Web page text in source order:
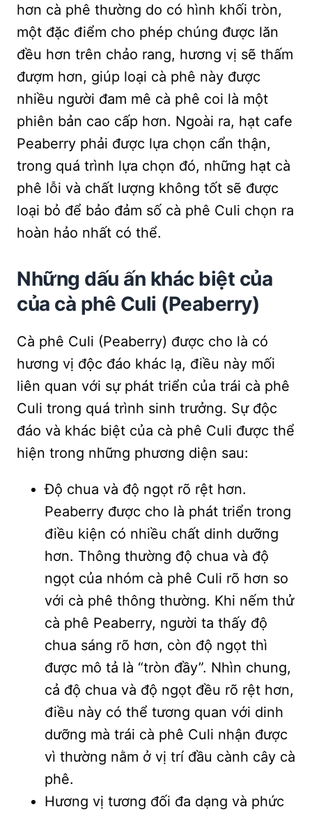
hơn cà phê thường do có hình khối tròn,
một đặc điểm cho phép chúng được lăn
đều hơn trên chảo rang, hương vị sẽ thấm
đượm hơn, giúp loại cà phê này được
nhiều người đam mê cà phê coi là một
phiên bản cao cấp hơn. Ngoài ra, hạt cafe
Peaberry phải được lựa chọn cẩn thận,
trong quá trình lựa chọn đó, những hạt cà
phê lỗi và chất lượng không tốt sẽ được
loại bỏ để bảo đảm số cà phê Culi chọn ra
hoàn hảo nhất có thể.
Những dấu ấn khác biệt của
của cà phê Culi (Peaberry)
Cà phê Culi (Peaberry) được cho là có
hương vị độc đáo khác lạ, điều này mối
liên quan với sự phát triển của trái cà phê
Culi trong quá trình sinh trưởng. Sự độc
đáo và khác biệt của cà phê Culi được thể
hiện trong những phương diện sau:
Độ chua và độ ngọt rõ rệt hơn.
Peaberry được cho là phát triển trong
điều kiện có nhiều chất dinh dưỡng
hơn. Thông thường độ chua và độ
ngọt của nhóm cà phê Culi rõ hơn so
với cà phê thông thường. Khi nếm thử
cà phê Peaberry, người ta thấy độ
chua sáng rõ hơn, còn độ ngọt thì
được mô tả là “tròn đầy”. Nhìn chung,
cả độ chua và độ ngọt đều rõ rệt hơn,
điều này có thể tương quan với dinh
dưỡng mà trái cà phê Culi nhận được
vì thường nằm ở vị trí đầu cành cây cà
phê.
Hương vị tương đối đa dạng và phức